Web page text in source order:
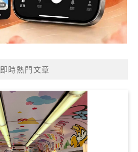
即時熱門文章